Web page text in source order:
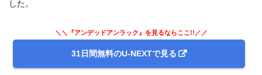
した。
＼＼『アンデッドアンラック』を見るならここ!!／／
31日間無料のU-NEXTで見る